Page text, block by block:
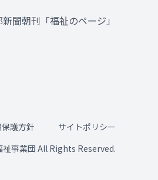
聞朝刊「福祉のページ」
護方針
サイトポリシー
事業団 All Rights Reserved.